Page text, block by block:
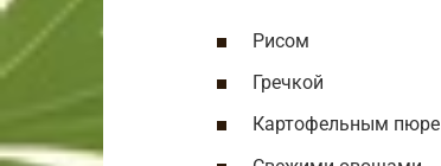
Рисом
Гречкой
Картофельным пюре